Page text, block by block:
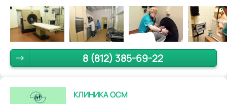
8 (812) 385-69-22
КЛИНИКА ОСМ